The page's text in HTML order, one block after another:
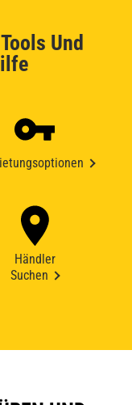
Und
Händler
Suchen